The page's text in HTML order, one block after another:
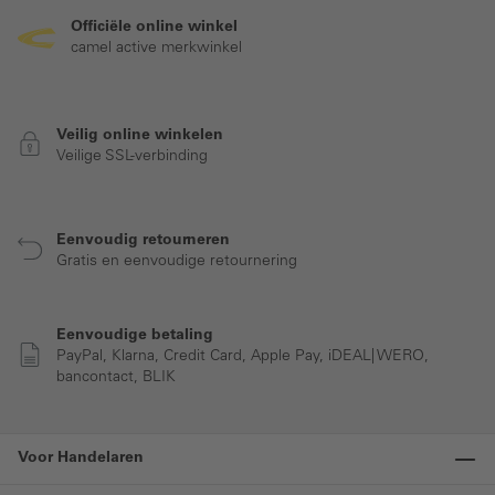
Officiële online winkel
camel active merkwinkel
Veilig online winkelen
Veilige SSL-verbinding
Eenvoudig retourneren
Gratis en eenvoudige retournering
Eenvoudige betaling
PayPal, Klarna, Credit Card, Apple Pay, iDEAL| WERO,
bancontact, BLIK
Voor Handelaren